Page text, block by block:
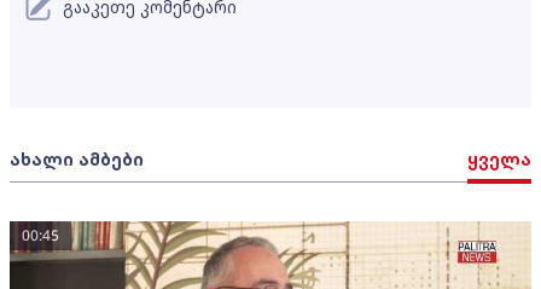
ახალი ამბები ყველა
00:45
გააკეთე კომენტარი